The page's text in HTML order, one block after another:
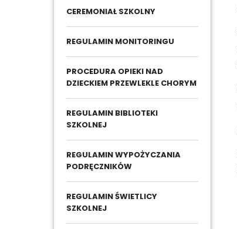
CEREMONIAŁ SZKOLNY
REGULAMIN MONITORINGU
PROCEDURA OPIEKI NAD
DZIECKIEM PRZEWLEKLE CHORYM
REGULAMIN BIBLIOTEKI
SZKOLNEJ
REGULAMIN WYPOŻYCZANIA
PODRĘCZNIKÓW
REGULAMIN ŚWIETLICY
SZKOLNEJ